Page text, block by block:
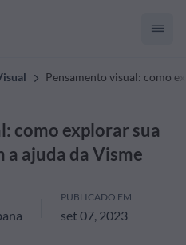
Pensamento visual: como
como explorar sua
ajuda da Visme
PUBLICADO EM
set 07, 2023